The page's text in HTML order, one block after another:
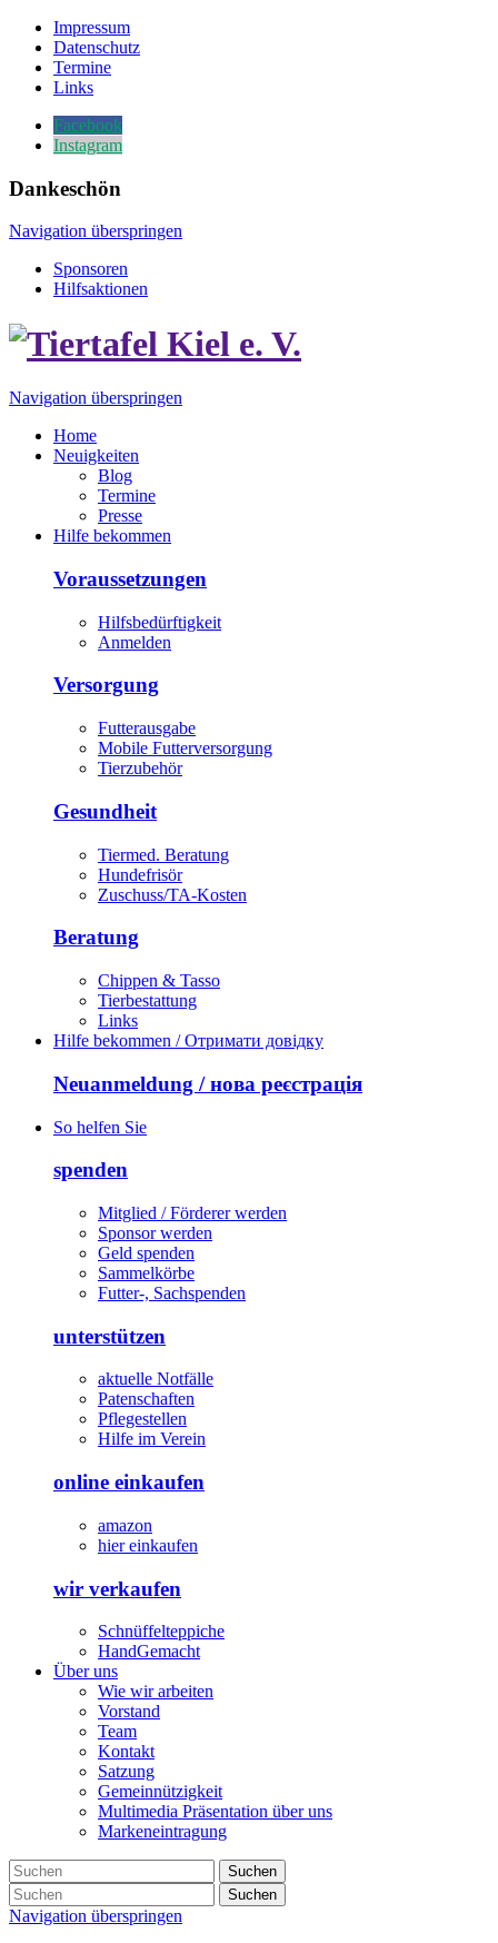
Impressum
Datenschutz
Termine
Links
Facebook
Instagram
Dankeschön
Navigation überspringen
Sponsoren
Hilfsaktionen
Navigation überspringen
Home
Neuigkeiten
Blog
Termine
Presse
Hilfe bekommen
Voraussetzungen
Hilfsbedürftigkeit
Anmelden
Versorgung
Futterausgabe
Mobile Futterversorgung
Tierzubehör
Gesundheit
Tiermed. Beratung
Hundefrisör
Zuschuss/TA-Kosten
Beratung
Chippen & Tasso
Tierbestattung
Links
Hilfe bekommen / Отримати довідку
Neuanmeldung / нова реєстрація
So helfen Sie
spenden
Mitglied / Förderer werden
Sponsor werden
Geld spenden
Sammelkörbe
Futter-, Sachspenden
unterstützen
aktuelle Notfälle
Patenschaften
Pflegestellen
Hilfe im Verein
online einkaufen
amazon
hier einkaufen
wir verkaufen
Schnüffelteppiche
HandGemacht
Über uns
Wie wir arbeiten
Vorstand
Team
Kontakt
Satzung
Gemeinnützigkeit
Multimedia Präsentation über uns
Markeneintragung
Suchen
Suchen
Navigation überspringen